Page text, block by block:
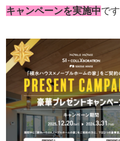
キャンペーンを実施中です